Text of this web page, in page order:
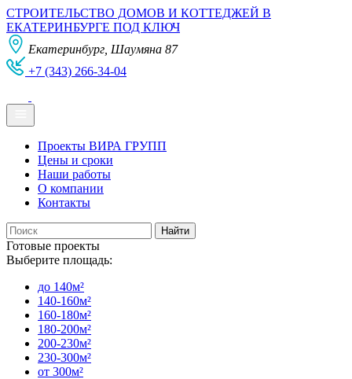
СТРОИТЕЛЬСТВО ДОМОВ И КОТТЕДЖЕЙ В
ЕКАТЕРИНБУРГЕ ПОД КЛЮЧ
Екатеринбург, Шаумяна 87
+7 (343) 266-34-04
Проекты ВИРА ГРУПП
Цены и сроки
Наши работы
О компании
Контакты
Готовые проекты
Выберите площадь:
до 140м²
140-160м²
160-180м²
180-200м²
200-230м²
230-300м²
от 300м²